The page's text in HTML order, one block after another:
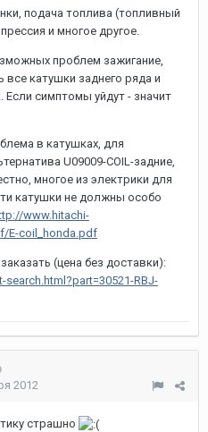
подача топлива (топливный
и многое другое.
проблем зажигание,
катушки заднего ряда и
Если симптомы уйдут - значит
в катушках, для
U09009-COIL-задние,
многое из электрики для
катушки не должны особо
www.hitachi-
E-coil_honda.pdf
(цена без доставки):
RBJ-
2012
страшно